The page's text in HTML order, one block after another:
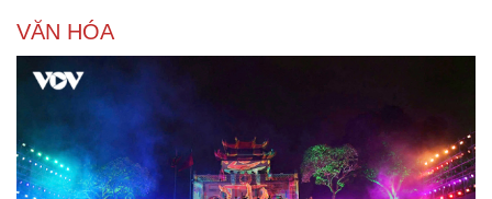
Du lịch
Săn Tour
Kể chuyện cho bé
Hạt giống tâm hồn
VĂN HÓA